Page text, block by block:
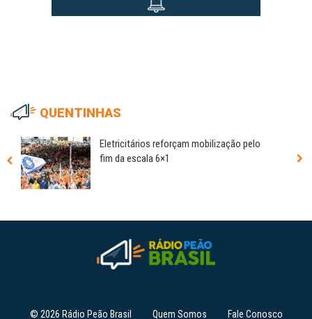
QUENTINHAS
Eletricitários reforçam mobilização pelo
fim da escala 6×1
© 2026 Rádio Peão Brasil Quem Somos Fale Conosco